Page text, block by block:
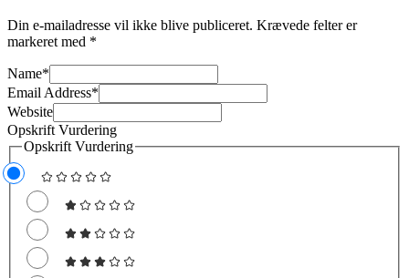
Din e-mailadresse vil ikke blive publiceret. Krævede felter er
markeret med *
Name*
Email Address*
Website
Opskrift Vurdering
Opskrift Vurdering